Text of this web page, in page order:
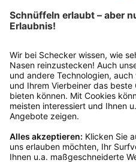
Bitte fülle das
findest du online.
Rücksendeetikett auf
dir in deinem
Gast bestellt, schreibe
verkauf@schecker.de
Servicezeiten an, dann